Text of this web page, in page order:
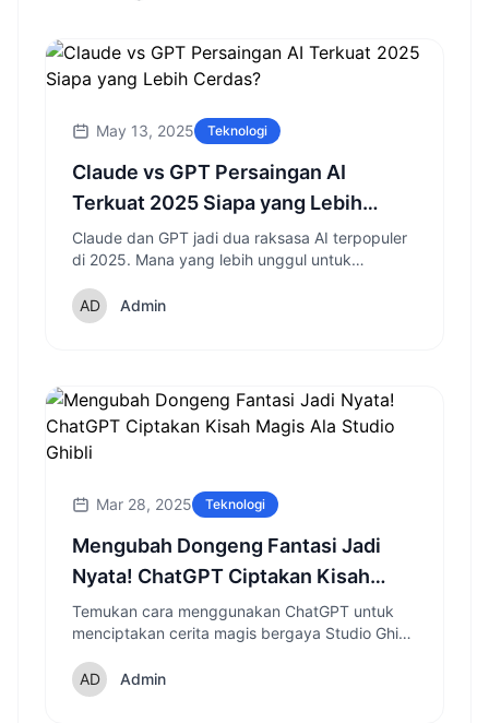
May 13, 2025 Teknologi
Claude vs GPT Persaingan AI
Terkuat 2025 Siapa yang Lebih
Cerdas?
Claude dan GPT jadi dua raksasa AI terpopuler
di 2025. Mana yang lebih unggul untuk
Admin
Mar 28, 2025 Teknologi
Mengubah Dongeng Fantasi Jadi
Nyata! ChatGPT Ciptakan Kisah
Magis Ala Studio Ghibli
Temukan cara menggunakan ChatGPT untuk
menciptakan cerita magis bergaya Studio Ghibli
sentuhan kecerdasan buatan modern.
Admin